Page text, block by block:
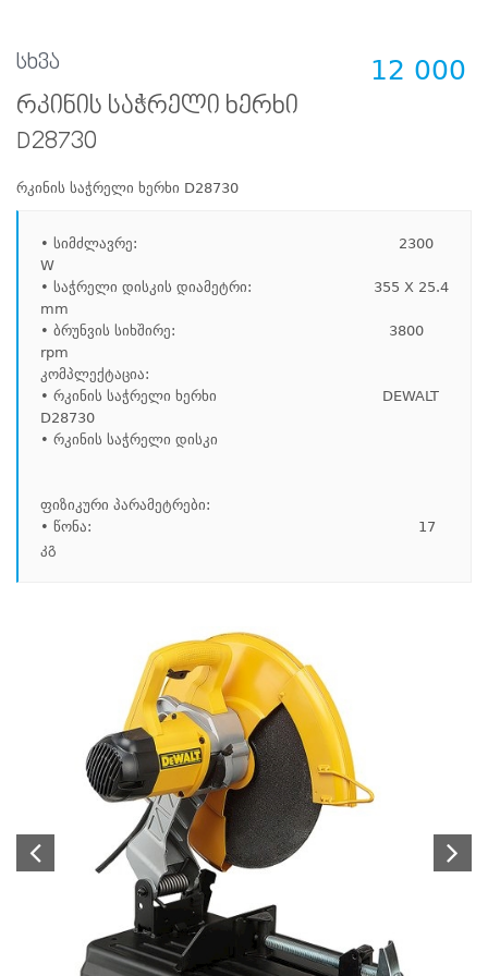
12 000
სხვა
რკინის საჭრელი ხერხი
D28730
რკინის საჭრელი ხერხი D28730
• სიმძლავრე:                                                            2300
W
• საჭრელი დისკის დიამეტრი:                            355 X 25.4
mm
• ბრუნვის სიხშირე:                                                 3800
rpm
კომპლექტაცია:
• რკინის საჭრელი ხერხი                                      DEWALT
D28730
• რკინის საჭრელი დისკი
ფიზიკური პარამეტრები:
• წონა:                                                                           17
კგ